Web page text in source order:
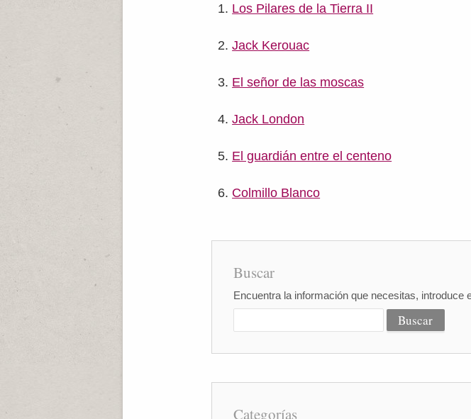
Los Pilares de la Tierra II
Jack Kerouac
El señor de las moscas
Jack London
El guardián entre el centeno
Colmillo Blanco
Buscar
Encuentra la información que necesitas, introduce
Categorías